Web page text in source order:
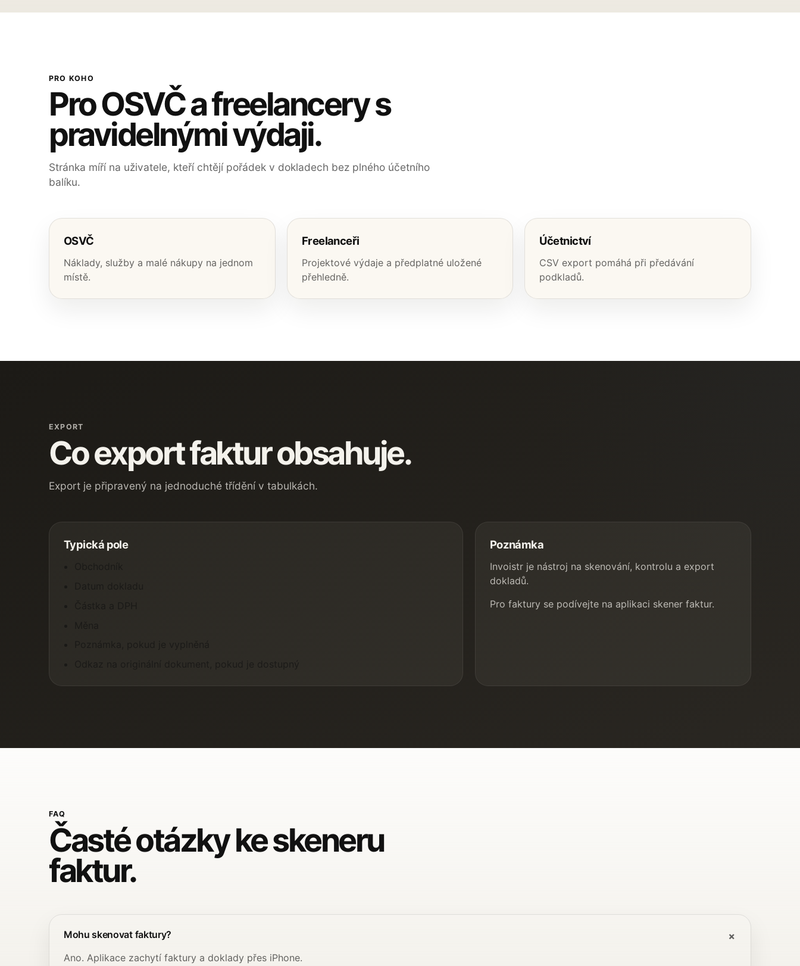
PRO KOHO
Pro OSVČ a freelancery s
pravidelnými výdaji.
Stránka míří na uživatele, kteří chtějí pořádek v dokladech bez plného účetního
balíku.
OSVČ
Náklady, služby a malé nákupy na jednom
místě.
Freelanceři
Projektové výdaje a předplatné uložené
přehledně.
Účetnictví
CSV export pomáhá při předávání
podkladů.
EXPORT
Co export faktur obsahuje.
Export je připravený na jednoduché třídění v tabulkách.
Typická pole Poznámka
Invoistr je nástroj na skenování, kontrolu a export
dokladů.
Pro faktury se podívejte na aplikaci skener faktur.
FAQ
Časté otázky ke skeneru
faktur.
Mohu skenovat faktury?
Ano. Aplikace zachytí faktury a doklady přes iPhone.